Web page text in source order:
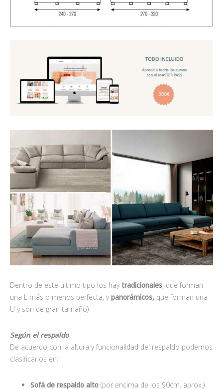
Dentro de este último tipo los hay tradicionales, que forman
una L más o menos perfecta, y panorámicos, que forman una
U y son de gran tamaño)
Según el respaldo
De acuerdo con la altura y funcionalidad del respaldo podemos
clasificarlos en:
Sofá de respaldo alto (por encima de los 90cm. aprox.)